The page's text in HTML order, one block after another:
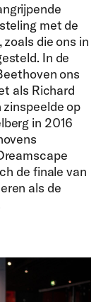
met de
die ons in
In de
ons
als Richard
zinspeelde op
in 2016
de finale van
als de